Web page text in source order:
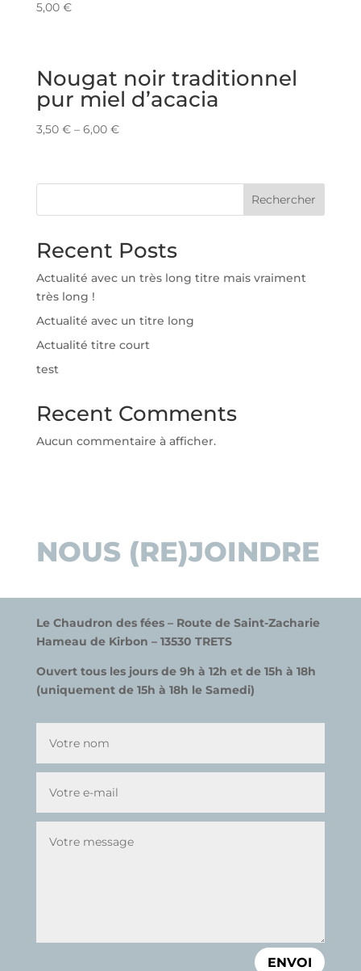
5,00 €
Nougat noir traditionnel
pur miel d’acacia
3,50 €– 6,00 €
Rechercher
Recent Posts
Actualité avec un très long titre mais vraiment
très long !
Actualité avec un titre long
Actualité titre court
test
Recent Comments
Aucun commentaire à afficher.
NOUS (RE)JOINDRE
Le Chaudron des fées – Route de Saint-Zacharie
Hameau de Kirbon – 13530 TRETS
Ouvert tous les jours de 9h à 12h et de 15h à 18h
(uniquement de 15h à 18h le Samedi)
ENVOI